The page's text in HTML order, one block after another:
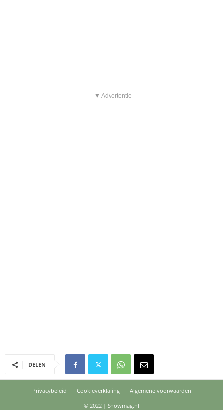
▼ Advertentie
DELEN
Privacybeleid Cookieverklaring
Algemene voorwaarden
© 2022 | Showmag.nl